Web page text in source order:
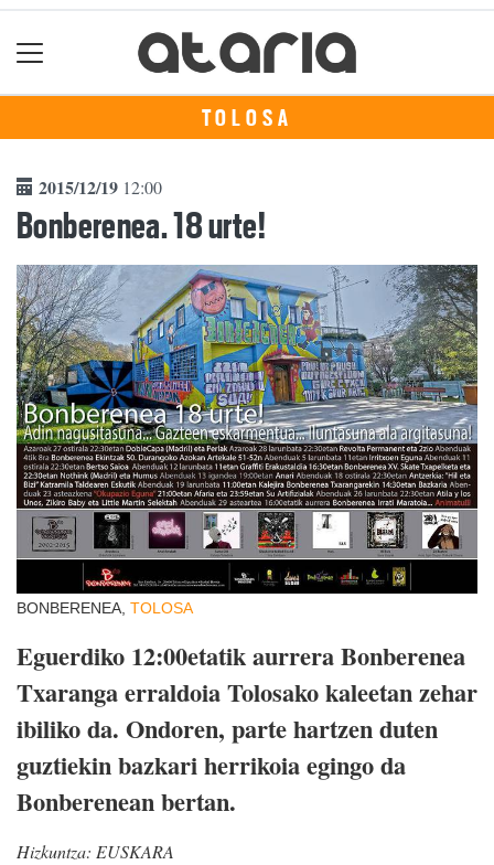
TOLOSA
2015/12/19 12:00
Bonberenea. 18 urte!
BONBERENEA, TOLOSA
Eguerdiko 12:00etatik aurrera Bonberenea
Txaranga erraldoia Tolosako kaleetan zehar
ibiliko da. Ondoren, parte hartzen duten
guztiekin bazkari herrikoia egingo da
Bonberenean bertan.
Hizkuntza: EUSKARA